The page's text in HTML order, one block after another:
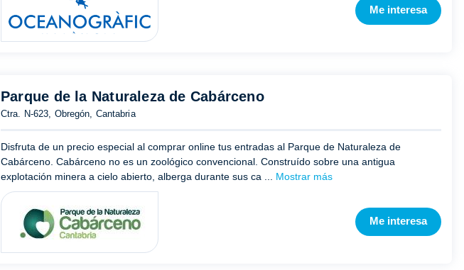
Me interesa
Parque de la Naturaleza de Cabárceno
Ctra. N-623, Obregón, Cantabria
Disfruta de un precio especial al comprar online tus entradas al Parque de Naturaleza de
Cabárceno. Cabárceno no es un zoológico convencional. Construído sobre una antigua
explotación minera a cielo abierto, alberga durante sus ca ... Mostrar más
Me interesa